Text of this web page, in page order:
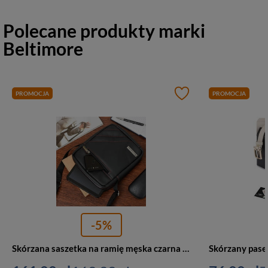
Polecane produkty marki
Beltimore
PROMOCJA
-5%
Skórzana saszetka na ramię męska czarna z przeszyciem czerwonym Beltimore F17
PROMOCJA